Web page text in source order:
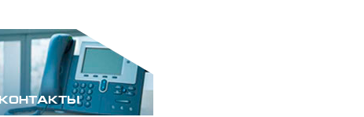
КОНТАКТЫ